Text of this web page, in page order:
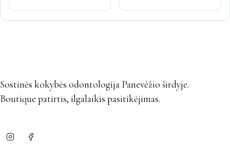
Sostinės kokybės odontologija Panevėžio širdyje.
Boutique patirtis, ilgalaikis pasitikėjimas.